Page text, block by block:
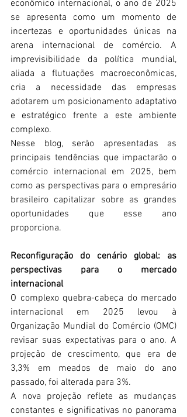
econômico internacional, o ano de 2025
se apresenta como um momento de
incertezas e oportunidades únicas na
arena internacional de comércio. A
imprevisibilidade da política mundial,
aliada a flutuações macroeconômicas,
cria a necessidade das empresas
adotarem um posicionamento adaptativo
e estratégico frente a este ambiente
complexo.
Nesse blog, serão apresentadas as
principais tendências que impactarão o
comércio internacional em 2025, bem
como as perspectivas para o empresário
brasileiro capitalizar sobre as grandes
oportunidades que esse ano
proporciona.
Reconfiguração do cenário global: as
perspectivas para o mercado
internacional
O complexo quebra-cabeça do mercado
internacional em 2025 levou à
Organização Mundial do Comércio (OMC)
revisar suas expectativas para o ano. A
projeção de crescimento, que era de
3,3% em meados de maio do ano
passado, foi alterada para 3%.
A nova projeção reflete as mudanças
constantes e significativas no panorama